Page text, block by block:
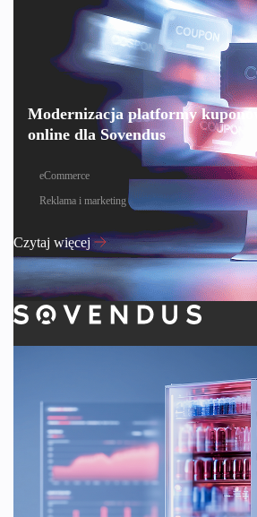
Modernizacja platformy kuponów
online dla Sovendus
eCommerce
Reklama i marketing
Czytaj więcej